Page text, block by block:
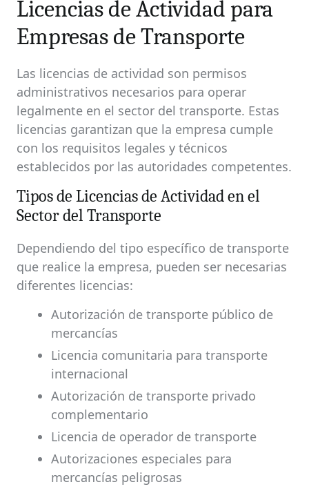
Licencias de Actividad para
Empresas de Transporte
Las licencias de actividad son permisos
administrativos necesarios para operar
legalmente en el sector del transporte. Estas
licencias garantizan que la empresa cumple
con los requisitos legales y técnicos
establecidos por las autoridades competentes.
Tipos de Licencias de Actividad en el
Sector del Transporte
Dependiendo del tipo específico de transporte
que realice la empresa, pueden ser necesarias
diferentes licencias:
Autorización de transporte público de
mercancías
Licencia comunitaria para transporte
internacional
Autorización de transporte privado
complementario
Licencia de operador de transporte
Autorizaciones especiales para
mercancías peligrosas